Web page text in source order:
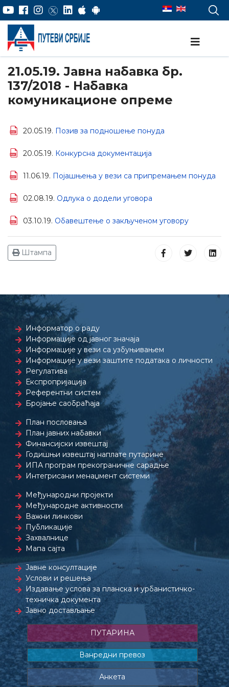
21.05.19. Јавна набавка бр.
137/2018 - Набавка
комуникационе опреме
20.05.19. Позив за подношење понуда
20.05.19. Конкурсна документација
11.06.19. Појашњења у вези са припремањем понуда
02.08.19. Одлука о додели уговора
03.10.19. Обавештење о закљученом уговору
Штампа
Информатор о раду
Информације од јавног значаја
Информације у вези са узбуњивањем
Информације у вези заштите података о личности
Регулатива
Експропријација
Референтни систем
Бројање саобраћаја
План пословања
План јавних набавки
Финансијски извештај
Годишњи извештај наплате путарине
ИПА програм прекограничне сарадње
Интегрисани менаџмент системи
Међународни пројекти
Међународне активности
Важни линкови
Публикације
Захвалнице
Мапа сајта
Јавне консултације
Услови и решења
Издавање услова за планска и урбанистичко-
техничка документа
Јавно достављање
ПУТАРИНА
Ванредни превоз
Анкета